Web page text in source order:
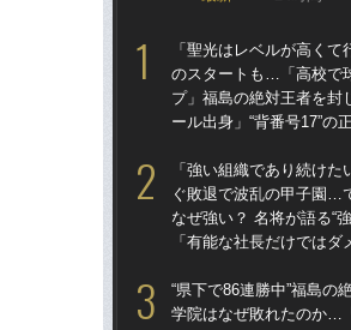
「聖光はレベルが高くて
のスタートも…「高校で
プ」福島の絶対王者を封
ール出身」“背番号17”の
「強い組織であり続けた
ぐ敗退で波乱の甲子園…
なぜ強い？ 名将が語る“
「有能な社長だけではダ
“県下で86連勝中”福島の
学院はなぜ敗れたのか…